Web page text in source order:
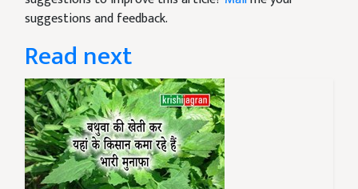
suggestions and feedback.
Read next